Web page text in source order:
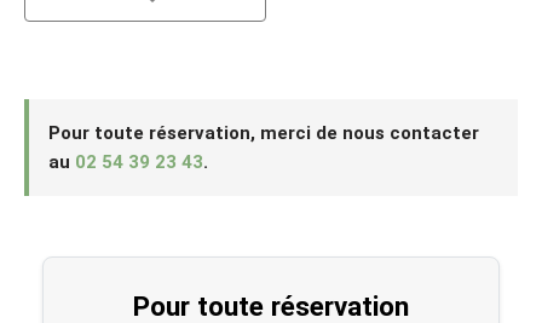
Pour toute réservation, merci de nous contacter
au 02 54 39 23 43.
Pour toute réservation